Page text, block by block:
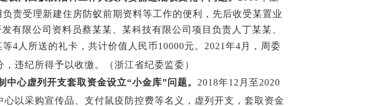
责受理新建住房防蚁前期资料等工作的便利，先后收受某置业
有限公司资料员蔡某某、某科技有限公司项目负责人丁某某、
等4 人所送的礼卡，共计价值人民币10000元。 2021 年4 月，周委
违纪所得予以收缴。（浙江省纪委监委）
心虚列开支套取资金设立“小金库”问题。 2018年12 月至2020
心以采购宣传品、支付鼠疫防控费等名义，虚列开支，套取资金